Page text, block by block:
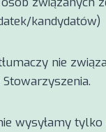
kandydatów)
nie
wysyłamy